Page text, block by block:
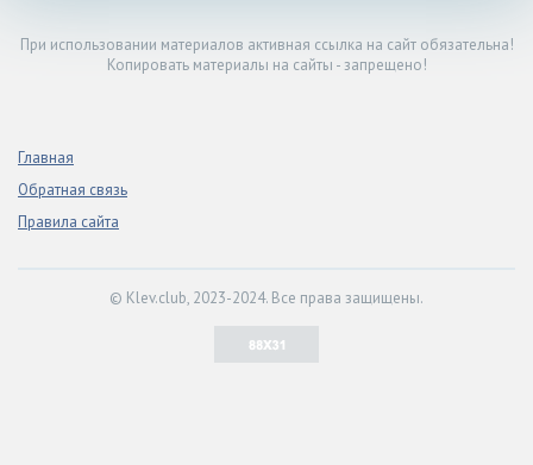
При использовании материалов активная ссылка на сайт обязательна!
Копировать материалы на сайты - запрещено!
Главная
Обратная связь
Правила сайта
© Klev.club, 2023-2024. Все права защищены.